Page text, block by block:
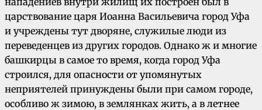
царствование царя Иоанна Васильевича город Уфа
и учреждены тут дворяне, служилые люди из
переведенцев из других городов. Однако ж и многие
башкирцы в самое то время, когда город Уфа
строился, для опасности от упомянутых
неприятелей принуждены были при самом городе,
особливо ж зимою, в землянках жить, а в летнее